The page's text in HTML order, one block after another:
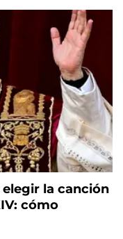
la canción
cómo